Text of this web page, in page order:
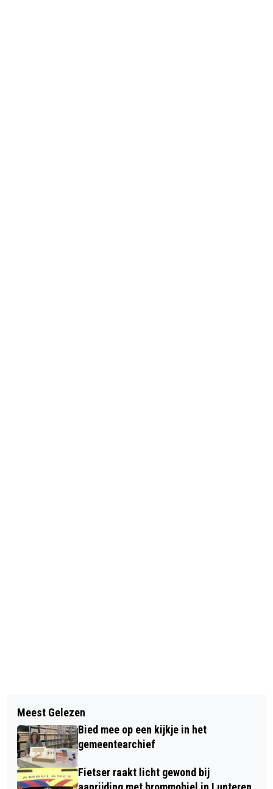
PILOT ONDERNEMINGSPLAN
BARNEVELD VAN START MET
AGRARISCH ONDERNEMERS
KWART NEDERLANDERS ZEGT GERUST
BANKZAKEN TE REGELEN VIA
ONBEVEILIGDE WIFI-NETWERKEN
Meest Gelezen
Bied mee op een kijkje in het
gemeentearchief
Fietser raakt licht gewond bij